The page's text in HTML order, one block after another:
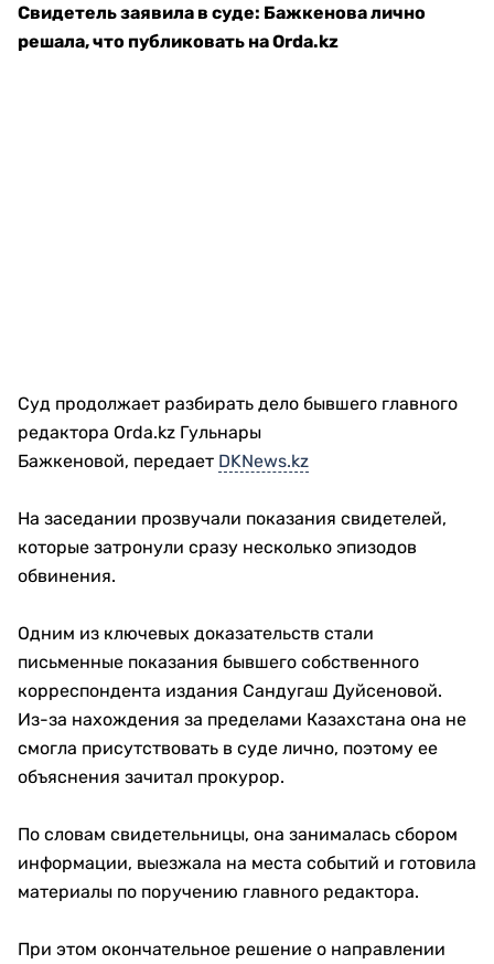
Свидетель заявила в суде: Бажкенова лично
решала, что публиковать на Orda.kz
Суд продолжает разбирать дело бывшего главного
редактора Orda.kz Гульнары
Бажкеновой, передает DKNews.kz
На заседании прозвучали показания свидетелей,
которые затронули сразу несколько эпизодов
обвинения.
Одним из ключевых доказательств стали
письменные показания бывшего собственного
корреспондента издания Сандугаш Дуйсеновой.
Из-за нахождения за пределами Казахстана она не
смогла присутствовать в суде лично, поэтому ее
объяснения зачитал прокурор.
По словам свидетельницы, она занималась сбором
информации, выезжала на места событий и готовила
материалы по поручению главного редактора.
При этом окончательное решение о направлении